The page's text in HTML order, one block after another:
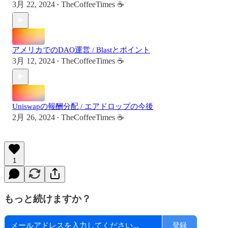
3月 22, 2024 • TheCoffeeTimes ☕
アメリカでのDAO運営 / Blastとポイント
3月 12, 2024 • TheCoffeeTimes ☕
Uniswapの報酬分配 / エアドロップの今後
2月 26, 2024 • TheCoffeeTimes ☕
1
もっと続けますか？
登録